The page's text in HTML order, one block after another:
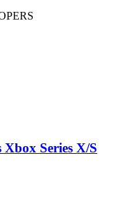
Xbox Series X/S